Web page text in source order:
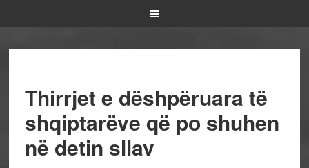
Thirrjet e dëshpëruara të
shqiptarëve që po shuhen
në detin sllav